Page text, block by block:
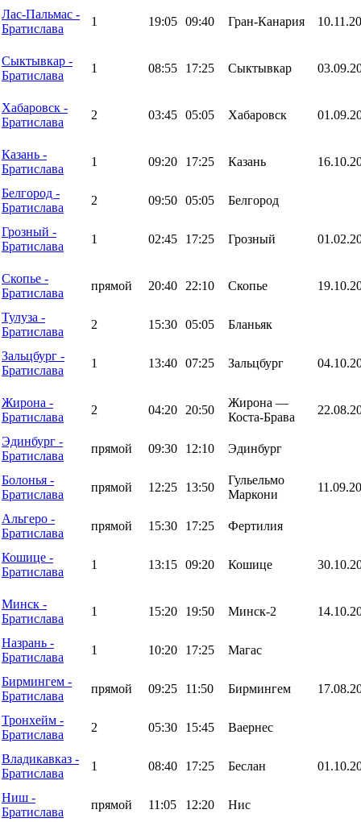
Лас-Пальмас -
Братислава
1 19:05 09:40 Гран-Канария
Сыктывкар -
Братислава
1 08:55 17:25 Сыктывкар
Хабаровск -
Братислава
2 03:45 05:05 Хабаровск
Казань -
Братислава
1 09:20 17:25 Казань
Белгород -
Братислава
2 09:50 05:05 Белгород
Грозный -
Братислава
1 02:45 17:25 Грозный
Скопье -
Братислава
прямой 20:40 22:10 Скопье
Тулуза -
Братислава
2 15:30 05:05 Бланьяк
Зальцбург -
Братислава
1 13:40 07:25 Зальцбург
Жирона -
Братислава
2 04:20 20:50
Жирона —
Коста-Брава
Эдинбург -
Братислава
прямой 09:30 12:10 Эдинбург
Болонья -
Братислава
прямой 12:25 13:50
Гульельмо
Маркони
Альгеро -
Братислава
прямой 15:30 17:25 Фертилия
Кошице -
Братислава
1 13:15 09:20 Кошице
Минск -
Братислава
1 15:20 19:50 Минск-2
Назрань -
Братислава
1 10:20 17:25 Магас
Бирмингем -
Братислава
прямой 09:25 11:50 Бирмингем
Тронхейм -
Братислава
2 05:30 15:45 Ваернес
Владикавказ -
Братислава
1 08:40 17:25 Беслан
Ниш -
Братислава
прямой 11:05 12:20
Нис